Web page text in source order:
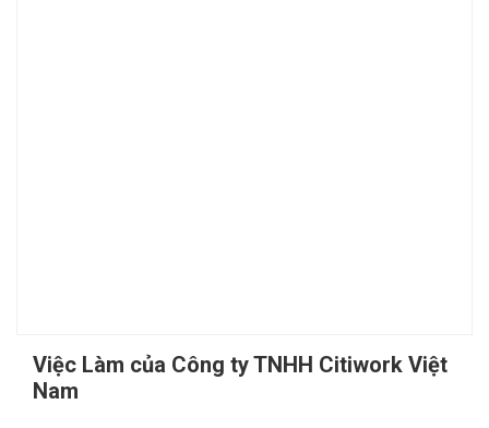
Việc Làm của Công ty TNHH Citiwork Việt
Nam